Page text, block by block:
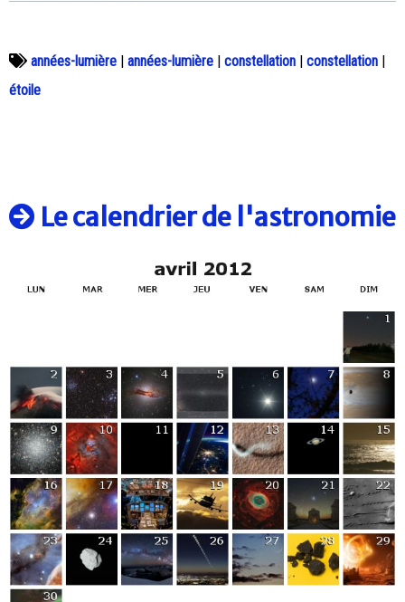
années-lumière | années-lumière | constellation | constellation |
étoile
Le calendrier de l'astronomie